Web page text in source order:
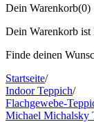
Dein Warenkorb(0)
Dein Warenkorb ist
Finde deinen
Startseite/
Indoor Teppich/
Flachgewebe-
Michael Michalsky